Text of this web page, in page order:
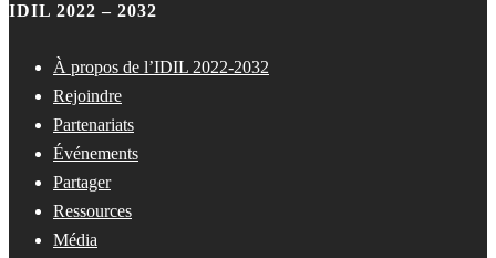
IDIL 2022 – 2032
À propos de l’IDIL 2022-2032
Rejoindre
Partenariats
Événements
Partager
Ressources
Média